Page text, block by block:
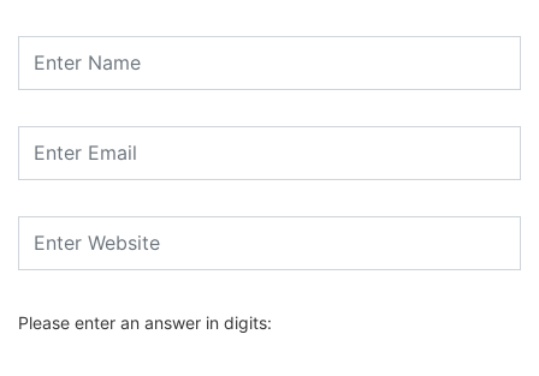
Please enter an answer in digits: